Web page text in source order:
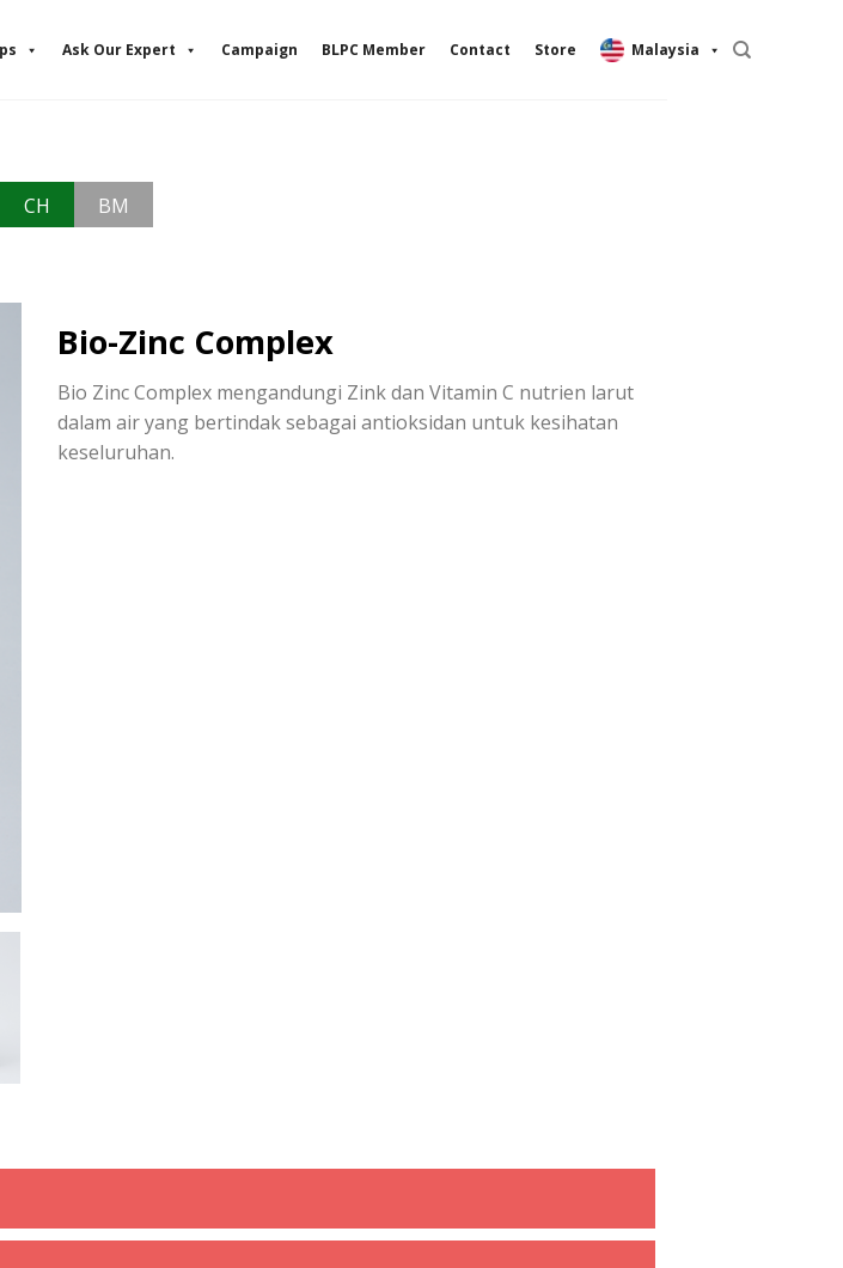
Ask Our Expert Campaign BLPC Member Contact Store Malaysia
CH BM
Bio-Zinc Complex
Bio Zinc Complex mengandungi Zink dan Vitamin C nutrien larut
dalam air yang bertindak sebagai antioksidan untuk kesihatan
keseluruhan.